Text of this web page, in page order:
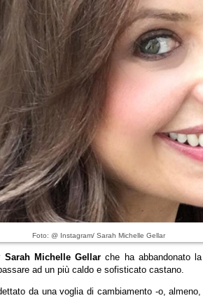
Foto: @ Instagram/ Sarah Michelle Gellar
Sarah Michelle Gellar che ha abbandonato
ad un più caldo e sofisticato castano.
da una voglia di cambiamento -o,